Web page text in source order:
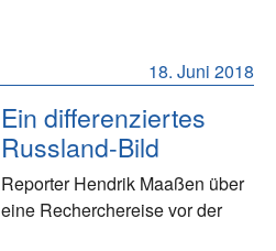
18. Juni 2018
Ein differenziertes
Russland-Bild
Reporter Hendrik Maaßen über
eine Recherchereise vor der